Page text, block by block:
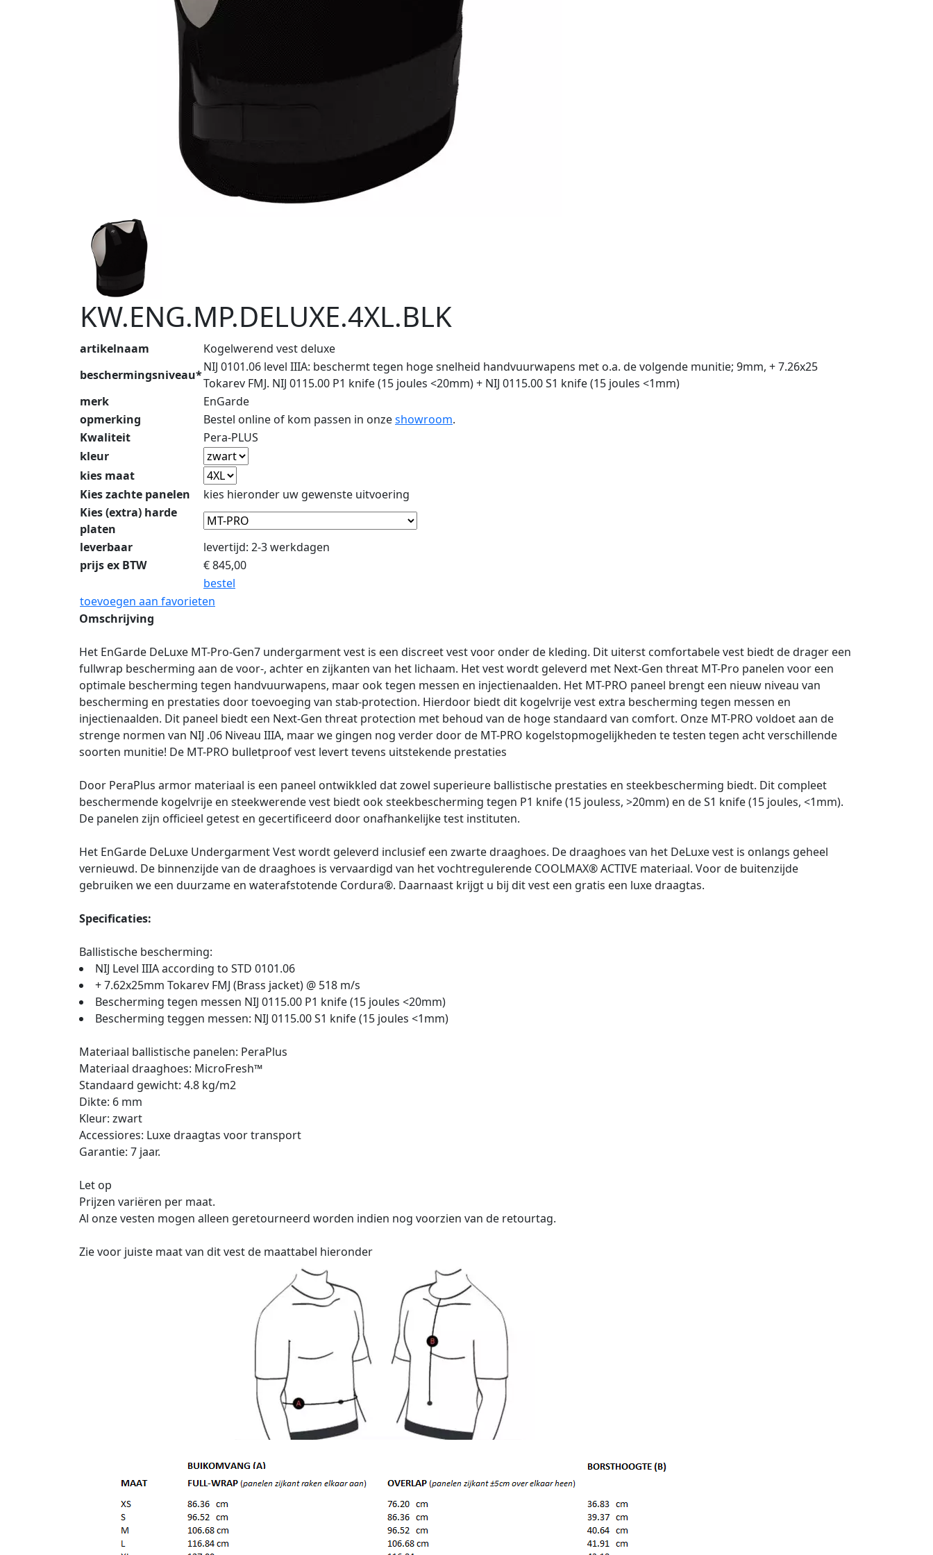
KW.ENG.MP.DELUXE.4XL.BLK
artikelnaam
Kogelwerend vest deluxe
beschermingsniveau*
NIJ 0101.06 level IIIA: beschermt tegen hoge snelheid handvuurwapens met o.a. de volgende munitie; 9mm, + 7.26x25
Tokarev FMJ. NIJ 0115.00 P1 knife (15 joules <20mm) + NIJ 0115.00 S1 knife (15 joules <1mm)
merk
EnGarde
opmerking
Bestel online of kom passen in onzeshowroom.
Kwaliteit
Pera-PLUS
kleur
kies maat
Kies zachte panelen
kies hieronder uw gewenste uitvoering
Kies (extra) harde
platen
leverbaar
levertijd: 2-3 werkdagen
prijs ex BTW
€845,00
bestel
toevoegen aan favorieten
Omschrijving
Het EnGarde DeLuxe MT-Pro-Gen7 undergarment vest is een discreet vest voor onder de kleding. Dit uiterst comfortabele vest biedt de drager een
fullwrap bescherming aan de voor-, achter en zijkanten van het lichaam. Het vest wordt geleverd met Next-Gen threat MT-Pro panelen voor een
optimale bescherming tegen handvuurwapens, maar ook tegen messen en injectienaalden. Het MT-PRO paneel brengt een nieuw niveau van
bescherming en prestaties door toevoeging van stab-protection. Hierdoor biedt dit kogelvrije vest extra bescherming tegen messen en
injectienaalden. Dit paneel biedt een Next-Gen threat protection met behoud van de hoge standaard van comfort. Onze MT-PRO voldoet aan de
strenge normen van NIJ .06 Niveau IIIA, maar we gingen nog verder door de MT-PRO kogelstopmogelijkheden te testen tegen acht verschillende
soorten munitie! De MT-PRO bulletproof vest levert tevens uitstekende prestaties
Door PeraPlus armor materiaal is een paneel ontwikkled dat zowel superieure ballistische prestaties en steekbescherming biedt. Dit compleet
beschermende kogelvrije en steekwerende vest biedt ook steekbescherming tegen P1 knife (15 jouless, >20mm) en de S1 knife (15 joules, <1mm).
De panelen zijn officieel getest en gecertificeerd door onafhankelijke test instituten.
Het EnGarde DeLuxe Undergarment Vest wordt geleverd inclusief een zwarte draaghoes. De draaghoes van het DeLuxe vest is onlangs geheel
vernieuwd. De binnenzijde van de draaghoes is vervaardigd van het vochtregulerende COOLMAX® ACTIVE materiaal. Voor de buitenzijde
gebruiken we een duurzame en waterafstotende Cordura®. Daarnaast krijgt u bij dit vest een gratis een luxe draagtas.
Specificaties:
Ballistische bescherming:
NIJ Level IIIA according to STD 0101.06
+ 7.62x25mm Tokarev FMJ (Brass jacket) @ 518 m/s
Bescherming tegen messen NIJ 0115.00 P1 knife (15 joules <20mm)
Bescherming teggen messen: NIJ 0115.00 S1 knife (15 joules <1mm)
Materiaal ballistische panelen: PeraPlus
Materiaal draaghoes: MicroFresh™
Standaard gewicht: 4.8 kg/m2
Dikte: 6 mm
Kleur: zwart
Accessiores: Luxe draagtas voor transport
Garantie: 7 jaar.
Let op
Prijzen variëren per maat.
Al onze vesten mogen alleen geretourneerd worden indien nog voorzien van de retourtag.
Zie voor juiste maat van dit vest de maattabel hieronder